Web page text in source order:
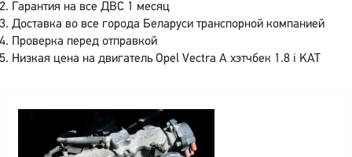
Гарантия на все ДВС 1 месяц
Доставка во все города Беларуси транспорной компанией
Проверка перед отправкой
Низкая цена на двигатель Opel Vectra A хэтчбек 1.8 i KAT